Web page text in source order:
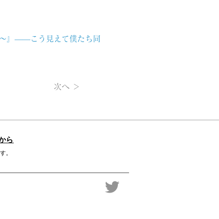
〜』――こう見えて僕たち同
次へ ＞
ら
。